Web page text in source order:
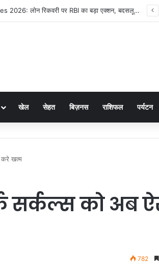
RBI New Rules 2026: लोन रिकवरी पर RBI का बड़ा एक्शन, बदसलूकी करने वाले एजेंटों पर सख्त नियम लागू
खेल सेहत बिज़नस राशिफल पर्यटन
करे खत्म
सर्कल्स को अब
782